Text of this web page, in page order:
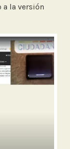
a la versión